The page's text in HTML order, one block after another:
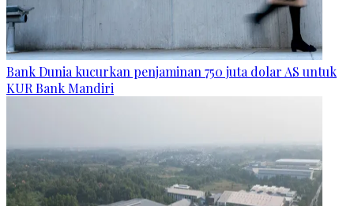
Bank Dunia kucurkan penjaminan 750 juta dolar AS untuk
KUR Bank Mandiri